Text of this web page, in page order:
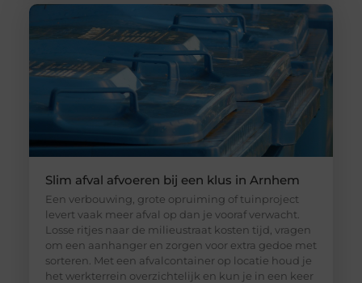
Slim afval afvoeren bij een klus in Arnhem
Een verbouwing, grote opruiming of tuinproject
levert vaak meer afval op dan je vooraf verwacht.
Losse ritjes naar de milieustraat kosten tijd, vragen
om een aanhanger en zorgen voor extra gedoe met
sorteren. Met een afvalcontainer op locatie houd je
het werkterrein overzichtelijk en kun je in een keer